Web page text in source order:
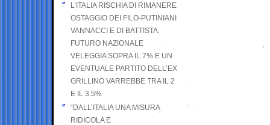
L’ITALIA RISCHIA DI RIMANERE
OSTAGGIO DEI FILO-PUTINIANI
VANNACCI E DI BATTISTA.
FUTURO NAZIONALE
VELEGGIA SOPRA IL 7% E UN
EVENTUALE PARTITO DELL’EX
GRILLINO VARREBBE TRA IL 2
E IL 3.5%
“DALL’ITALIA UNA MISURA
RIDICOLA E